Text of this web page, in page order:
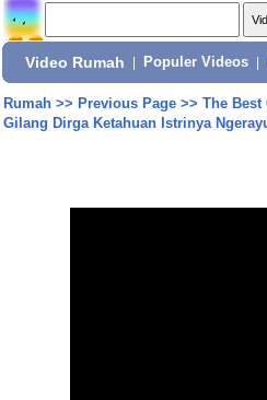
Video Rumah Populer Videos
Rumah>> Previous Page>> The Best
Gilang Dirga Ketahuan Istrinya